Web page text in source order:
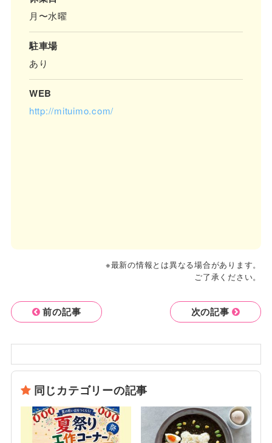
月〜水曜
駐車場
あり
WEB
http://mituimo.com/
※最新の情報とは異なる場合があります。
ご了承ください。
前の記事 次の記事
同じカテゴリーの記事